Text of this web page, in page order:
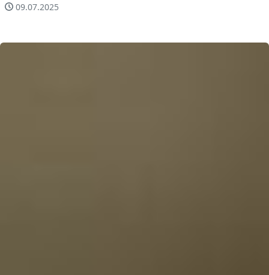
09.07.2025